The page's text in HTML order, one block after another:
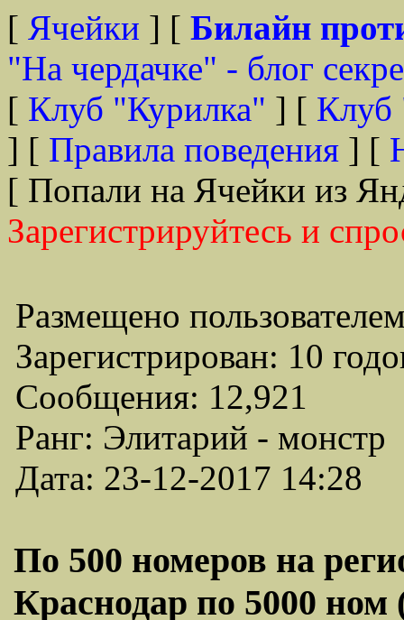
[ Ячейки ] [ Билайн
"На чердачке" - блог
[ Клуб "Курилка" ] [ Клуб
] [ Правила поведения ] [
[ Попали на Ячейки из
Зарегистрируйтесь и
Размещено
Зарегистрирован: 10
Сообщения: 12,921
Ранг: Элитарий - монстр
Дата: 23-12-2017 14:28
По 500 номеров на
Краснодар по 5000